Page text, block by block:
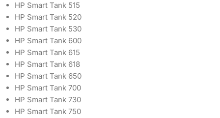
HP Smart Tank 515
HP Smart Tank 520
HP Smart Tank 530
HP Smart Tank 600
HP Smart Tank 615
HP Smart Tank 618
HP Smart Tank 650
HP Smart Tank 700
HP Smart Tank 730
HP Smart Tank 750